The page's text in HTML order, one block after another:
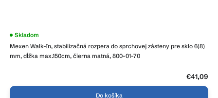
Mexen Walk-In, stabilizačná rozpera do sprchovej zásteny pre sklo 6(8)
mm, dĺžka max.150cm, čierna matná, 800-01-70
Priemerné
produktu
je
Skladom
€41,09
Do košíka